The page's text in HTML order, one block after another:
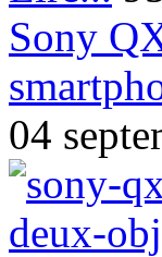
Sony
04